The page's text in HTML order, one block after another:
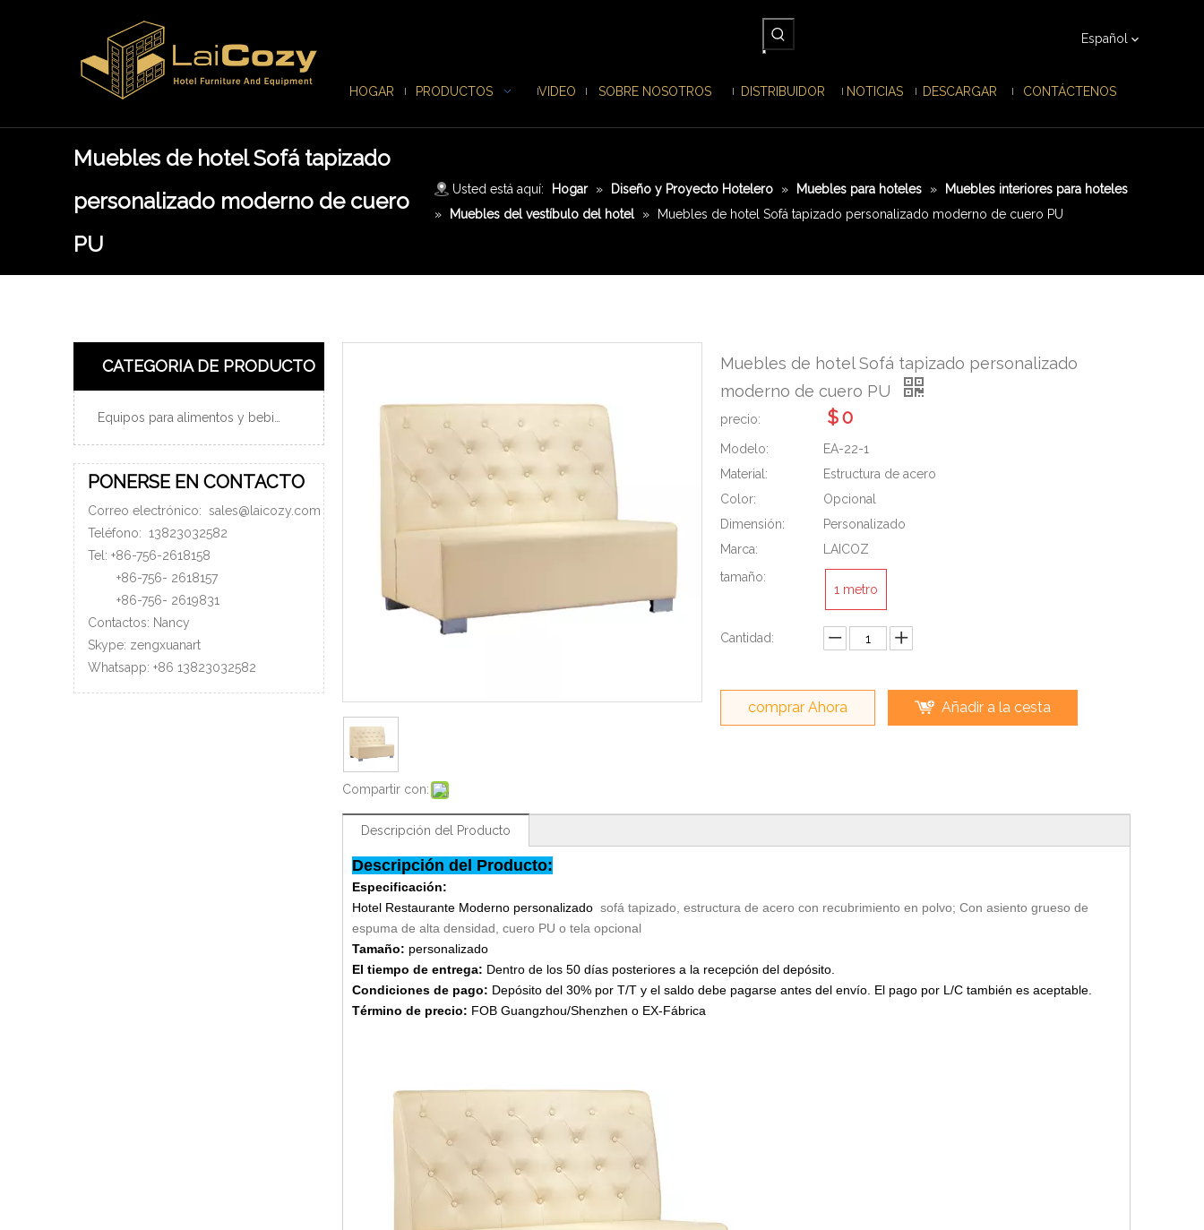
Español
HOGAR PRODUCTOS VIDEO SOBRE NOSOTROS DISTRIBUIDOR NOTICIAS DESCARGAR CONTÁCTENOS
Muebles de hotel Sofá tapizado
personalizado moderno de cuero
PU
Usted está aquí: Hogar » Diseño y Proyecto Hotelero » Muebles para hoteles »
Muebles interiores para hoteles
»
Muebles del vestíbulo del hotel » Muebles de hotel Sofá tapizado personalizado moderno de cuero PU
CATEGORIA DE PRODUCTO
PONERSE EN CONTACTO
Correo electrónico: sales@laicozy.com
Teléfono: 13823032582
Tel: +86-756-2618158
+86-756- 2618157
+86-756- 2619831
Contactos: Nancy
Skype: zengxuanart
Whatsapp: +86 13823032582
Compartir con:
Muebles de hotel Sofá tapizado personalizado
moderno de cuero PU
precio: $0
Modelo:
EA-22-1
Material:
Estructura de acero
Color:
Opcional
Dimensión:
Personalizado
Marca:
LAICOZ
tamaño:
1 metro
Cantidad:
comprar Ahora Añadir a la cesta
Descripción del Producto
Descripción del Producto:
Especificación:
Hotel Restaurante Moderno personalizado sofá tapizado, estructura de acero con recubrimiento en polvo; Con asiento grueso de
espuma de alta densidad, cuero PU o tela opcional
Tamaño: personalizado
El tiempo de entrega: Dentro de los 50 días posteriores a la recepción del depósito.
Condiciones de pago: Depósito del 30% por T/T y el saldo debe pagarse antes del envío. El pago por L/C también es aceptable.
Término de precio: FOB Guangzhou/Shenzhen o EX-Fábrica